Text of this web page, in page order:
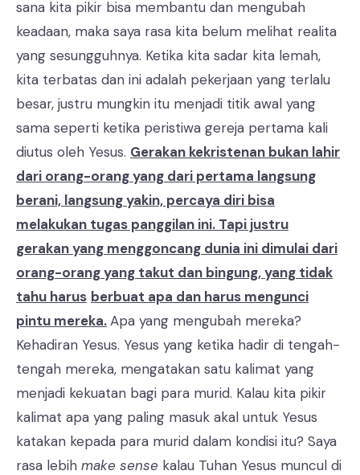
sana kita pikir bisa membantu dan mengubah
keadaan, maka saya rasa kita belum melihat realita
yang sesungguhnya. Ketika kita sadar kita lemah,
kita terbatas dan ini adalah pekerjaan yang terlalu
besar, justru mungkin itu menjadi titik awal yang
sama seperti ketika peristiwa gereja pertama kali
diutus oleh Yesus. Gerakan kekristenan bukan lahir
dari orang-orang yang dari pertama langsung
berani, langsung yakin, percaya diri bisa
melakukan tugas panggilan ini. Tapi justru
gerakan yang menggoncang dunia ini dimulai dari
orang-orang yang takut dan bingung, yang tidak
tahu harus berbuat apa dan harus mengunci
pintu mereka.Apa yang mengubah mereka?
Kehadiran Yesus. Yesus yang ketika hadir di tengah-
tengah mereka, mengatakan satu kalimat yang
menjadi kekuatan bagi para murid. Kalau kita pikir
kalimat apa yang paling masuk akal untuk Yesus
katakan kepada para murid dalam kondisi itu? Saya
rasa lebih make sense kalau Tuhan Yesus muncul di